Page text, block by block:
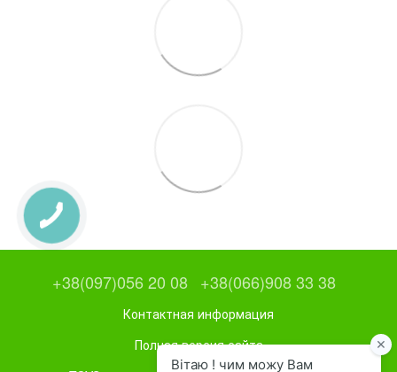
+38(097)056 20 08 +38(066)908 33 38
Контактная информация
Полная версия сайта